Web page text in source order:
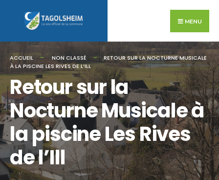
MENU
ACCUEIL NON CLASSÉ
RETOUR SUR LA NOCTURNE MUSICALE
À LA PISCINE LES RIVES DE L’ILL
Retour sur la
Nocturne Musicale à
la piscine Les Rives
de l’Ill
for: